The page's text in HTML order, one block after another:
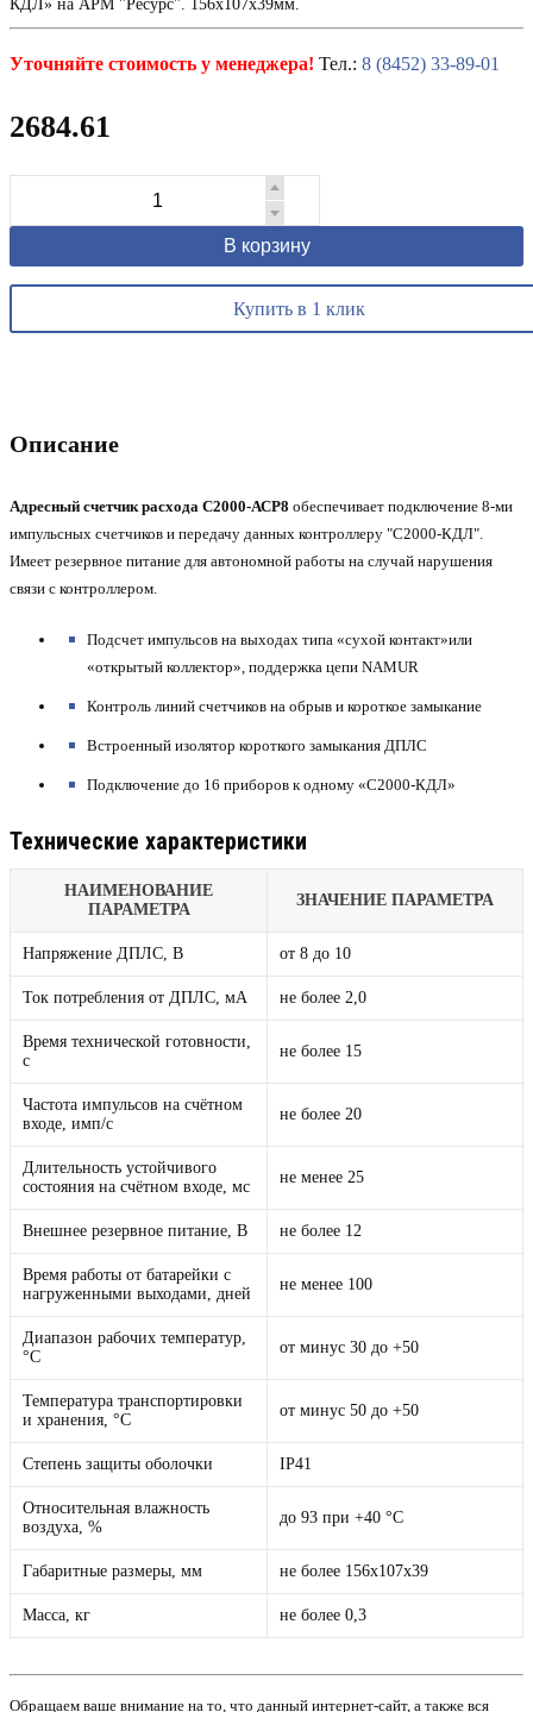
КДЛ» на АРМ "Ресурс". 156х107х39мм.
Уточняйте стоимость у менеджера! Тел.: 8 (8452) 33-89-01
2684.61
В корзину
Купить в 1 клик
Описание
Адресный счетчик расхода С2000-АСР8 обеспечивает подключение 8-ми
импульсных счетчиков и передачу данных контроллеру "С2000-КДЛ".
Имеет резервное питание для автономной работы на случай нарушения
связи с контроллером.
Подсчет импульсов на выходах типа «сухой контакт»или
«открытый коллектор», поддержка цепи NAMUR
Контроль линий счетчиков на обрыв и короткое замыкание
Встроенный изолятор короткого замыкания ДПЛС
Подключение до 16 приборов к одному «С2000-КДЛ»
Технические характеристики
НАИМЕНОВАНИЕ
ПАРАМЕТРА
ЗНАЧЕНИЕ ПАРАМЕТРА
Напряжение ДПЛС, В от 8 до 10
Ток потребления от ДПЛС, мА не более 2,0
Время технической готовности,
с
не более 15
Частота импульсов на счётном
входе, имп/с
не более 20
Длительность устойчивого
состояния на счётном входе, мс
не менее 25
Внешнее резервное питание, В не более 12
Время работы от батарейки с
нагруженными выходами, дней
не менее 100
Диапазон рабочих температур,
°C
от минус 30 до +50
Температура транспортировки
и хранения, °C
от минус 50 до +50
Степень защиты оболочки IP41
Относительная влажность
воздуха, %
до 93 при +40 °C
Габаритные размеры, мм не более 156x107x39
Масса, кг не более 0,3
Обращаем ваше внимание на то, что данный интернет-сайт, а также вся